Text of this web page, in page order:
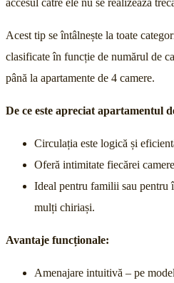
Acest tip se întâlnește la toate
clasificate în funcție de numărul de
până la apartamente de 4 camere.
De ce este apreciat apartamentul
Circulația este logică și
Oferă intimitate fiecărei
Ideal pentru familii sau pentru
mulți chiriași.
Avantaje funcționale:
Amenajare intuitivă – pe